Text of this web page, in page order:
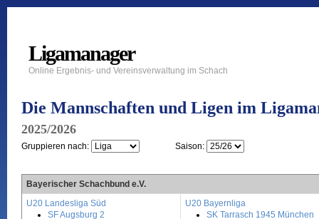
Ligamanager
Online Ergebnis- und Vereinsverwaltung im Schach
Die Mannschaften und Ligen im
2025/2026
Gruppieren nach: Saison:
Bayerischer Schachbund e.V.
U20 Landesliga Süd
SF Augsburg 2
U20 Bayernliga
SK Tarrasch 1945 München